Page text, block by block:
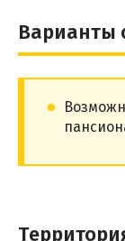
Варианты